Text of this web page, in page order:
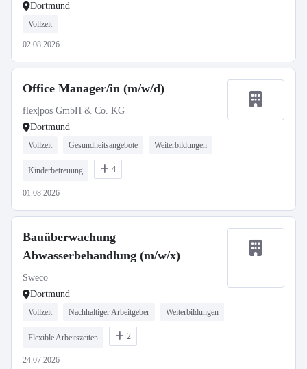
Dortmund
Vollzeit
02.08.2026
Office Manager/in (m/w/d)
flex|pos GmbH & Co. KG
Dortmund
Vollzeit Gesundheitsangebote Weiterbildungen
Kinderbetreuung 4
01.08.2026
Bauüberwachung
Abwasserbehandlung (m/w/x)
Sweco
Dortmund
Vollzeit Nachhaltiger Arbeitgeber Weiterbildungen
Flexible Arbeitszeiten 2
24.07.2026